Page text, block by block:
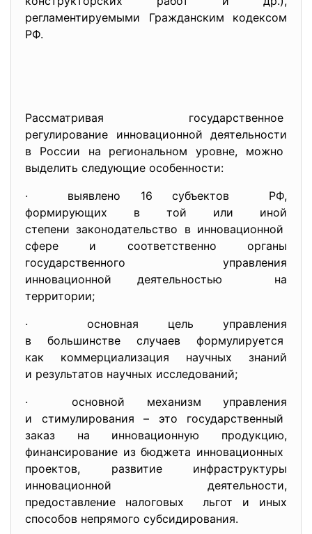
регламентируемыми Гражданским кодексом
РФ.
Рассматривая государственное
регулирование инновационной деятельности
в России на региональном уровне, можно
выделить следующие особенности:
· выявлено 16 субъектов РФ,
формирующих в той или иной
степени законодательство в инновационной
сфере и соответственно органы
государственного управления
инновационной деятельностью на
территории;
· основная цель управления
в большинстве случаев формулируется
как коммерциализация научных знаний
и результатов научных исследований;
· основной механизм управления
и стимулирования – это государственный
заказ на инновационную продукцию,
финансирование из бюджета инновационных
проектов, развитие инфраструктуры
инновационной деятельности,
предоставление налоговых льгот и иных
способов непрямого субсидирования.